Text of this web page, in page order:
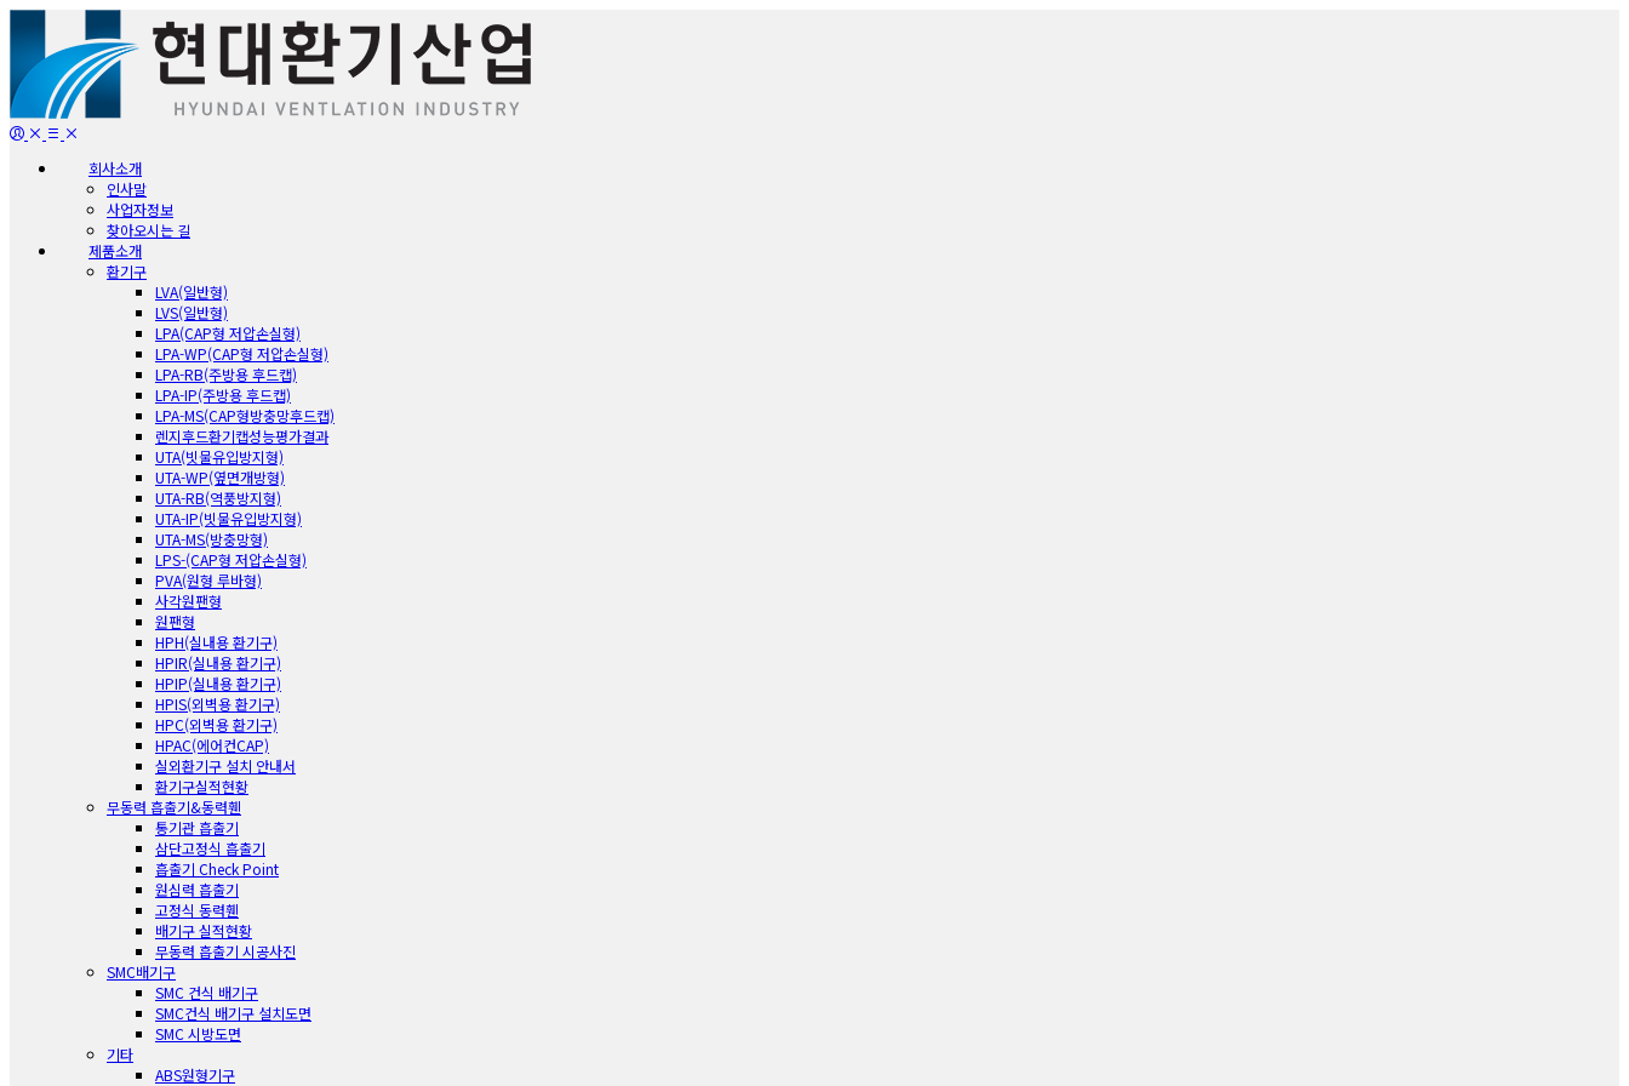
회사소개
인사말
사업자정보
찾아오시는 길
제품소개
환기구
LVA(일반형)
LVS(일반형)
LPA(CAP형 저압손실형)
LPA-WP(CAP형 저압손실형)
LPA-RB(주방용 후드캡)
LPA-IP(주방용 후드캡)
LPA-MS(CAP형방충망후드캡)
렌지후드환기캡성능평가결과
UTA(빗물유입방지형)
UTA-WP(옆면개방형)
UTA-RB(역풍방지형)
UTA-IP(빗물유입방지형)
UTA-MS(방충망형)
LPS-(CAP형 저압손실형)
PVA(원형 루바형)
사각원팬형
원팬형
HPH(실내용 환기구)
HPIR(실내용 환기구)
HPIP(실내용 환기구)
HPIS(외벽용 환기구)
HPC(외벽용 환기구)
HPAC(에어컨CAP)
실외환기구 설치 안내서
환기구실적현황
무동력 흡출기&동력휀
통기관 흡출기
삼단고정식 흡출기
흡출기 Check Point
원심력 흡출기
고정식 동력휀
배기구 실적현황
무동력 흡출기 시공사진
SMC배기구
SMC 건식 배기구
SMC건식 배기구 설치도면
SMC 시방도면
기타
ABS원형기구